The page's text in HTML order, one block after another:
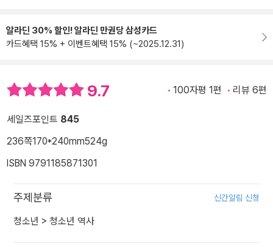
알라딘 30% 할인! 알라딘 만권당 삼성카드
카드혜택 15% + 이벤트혜택 15% (~2025.12.31)
9.7 100자평 1편 리뷰 6편
세일즈포인트 845
236쪽170*240mm524g
ISBN 9791185871301
주제분류 신간알림 신청
청소년 > 청소년 역사